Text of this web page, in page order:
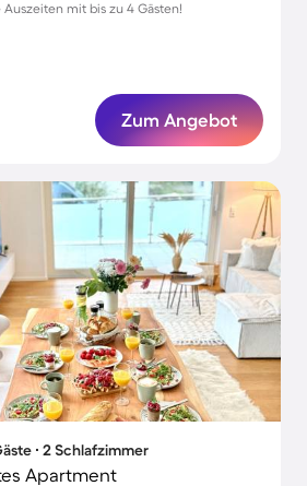
mit bis zu 4 Gästen!
Zum Angebot
∙ 2 Schlafzimmer
Apartment